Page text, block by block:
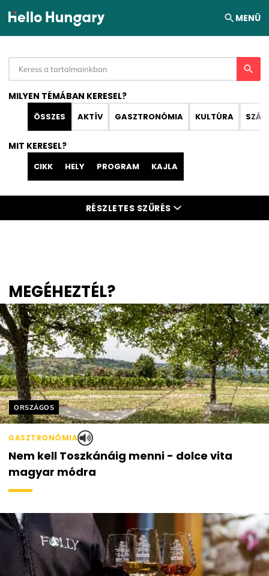
Ugrás a tartalomhoz MENÜ
MILYEN TÉMÁBAN KERESEL?
ÖSSZES AKTÍV GASZTRONÓMIA KULTÚRA
MIT KERESEL?
CIKK HELY PROGRAM KAJLA
RÉSZLETES SZŰRÉS
MEGÉHEZTÉL?
Helyszín címkék:
ORSZÁGOS
GASZTRONÓMIA
Nem kell Toszkánáig menni - dolce vita
magyar módra